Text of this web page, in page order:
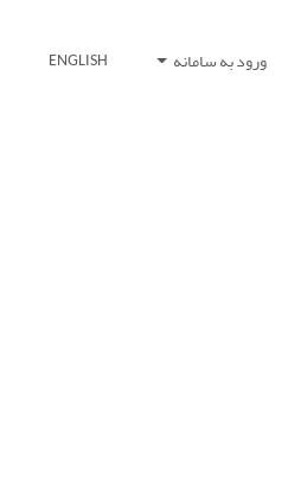
ورود به سامانه ENGLISH